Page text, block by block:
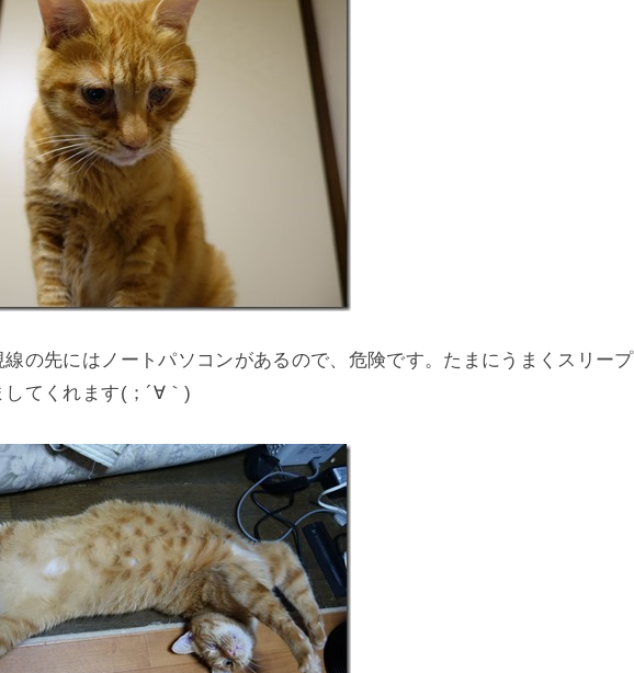
の先にはノートパソコンがあるので、危険です。たまにうまくスリープ
てくれます(；´∀｀)